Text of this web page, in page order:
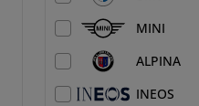
MINI
ALPINA
INEOS